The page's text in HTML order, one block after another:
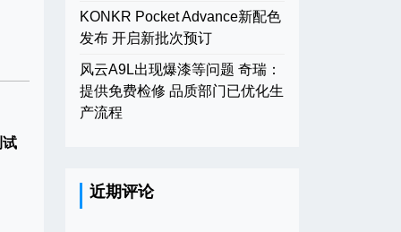
试
KONKR Pocket Advance新配色
发布 开启新批次预订
风云A9L出现爆漆等问题 奇瑞：
提供免费检修 品质部门已优化生
产流程
近期评论